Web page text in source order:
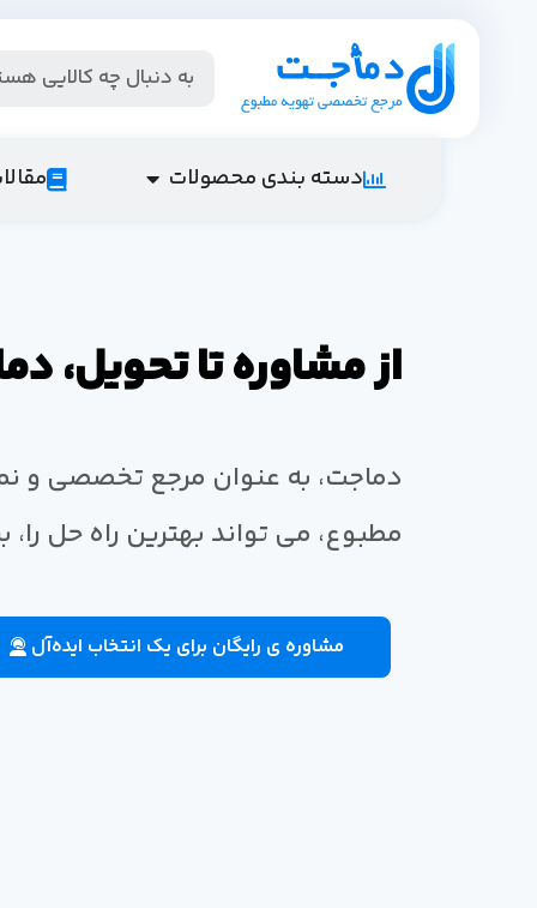
دسته بندی محصولات
از مشاوره تا
دماجت، به عنوان مرجع تخصصی و
مطبوع، می تواند بهترین راه حل
مشاوره ی رایگان برای یک انتخاب ایده‌آل